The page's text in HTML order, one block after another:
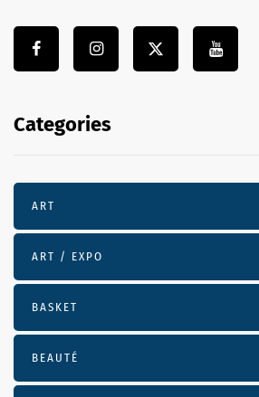
Categories
ART
ART / EXPO
BASKET
BEAUTÉ